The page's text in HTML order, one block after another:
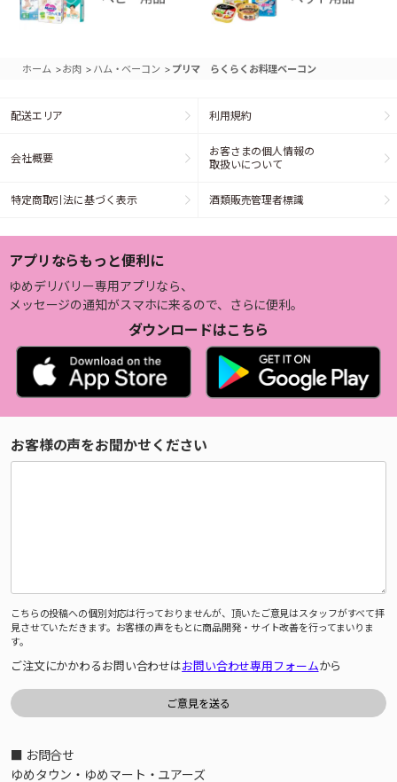
ホーム >お肉 > ハム・ベーコン > プリマ らくらくお料理ベーコン
配送エリア 利用規約
会社概要
お客さまの個人情報の
取扱いについて
特定商取引法に基づく表示 酒類販売管理者標識
アプリならもっと便利に
ゆめデリバリー専用アプリなら、
メッセージの通知がスマホに来るので、さらに便利。
ダウンロードはこちら
お客様の声をお聞かせください
こちらの投稿への個別対応は行っておりませんが、頂いたご意見はスタッフがすべて拝
見させていただきます。お客様の声をもとに商品開発・サイト改善を行ってまいりま
す。
ご注文にかかわるお問い合わせはお問い合わせ専用フォームから
■ お問合せ
ゆめタウン・ゆめマート・ユアーズ